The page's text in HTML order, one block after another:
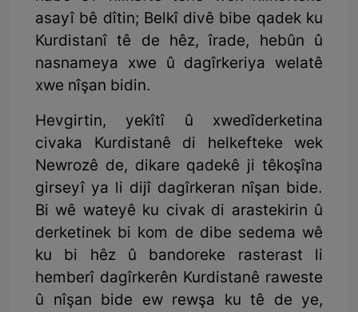
asayî bê dîtin; Belkî divê bibe qadek ku
Kurdistanî tê de hêz, îrade, hebûn û
nasnameya xwe û dagîrkeriya welatê
xwe nîşan bidin.
Hevgirtin, yekîtî û xwedîderketina
civaka Kurdistanê di helkefteke wek
Newrozê de, dikare qadekê ji têkoşîna
girseyî ya li dijî dagîrkeran nîşan bide.
Bi wê wateyê ku civak di arastekirin û
derketinek bi kom de dibe sedema wê
ku bi hêz û bandoreke rasterast li
hemberî dagîrkerên Kurdistanê raweste
û nîşan bide ew rewşa ku tê de ye,